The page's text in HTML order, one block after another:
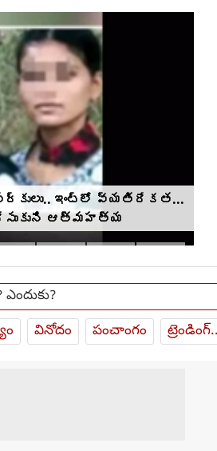
ఇంట్లో వ్యతిరేకత...
ఆత్మహత్య
వినోదం పంచాంగం ట్రెండింగ్..